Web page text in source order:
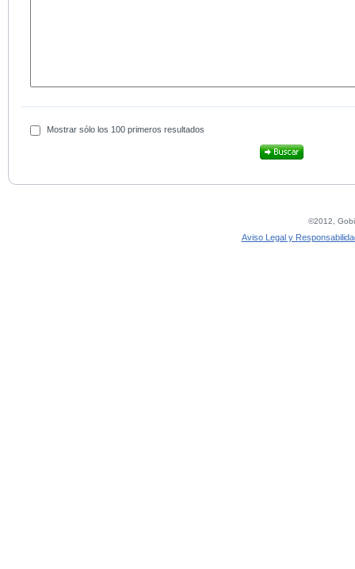
Mostrar sólo los 100 primeros resultados
©2012,
Aviso Legal y